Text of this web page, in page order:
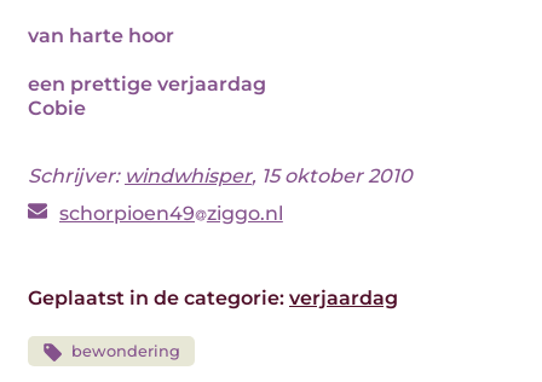
van harte hoor
een prettige verjaardag
Cobie
Schrijver: windwhisper, 15 oktober 2010
schorpioen49 ziggo.nl
Geplaatst in de categorie: verjaardag
bewondering